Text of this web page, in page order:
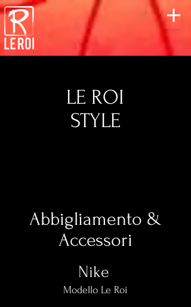
LE ROI
STYLE
Abbigliamento &
Accessori
Nike
Modello Le Roi